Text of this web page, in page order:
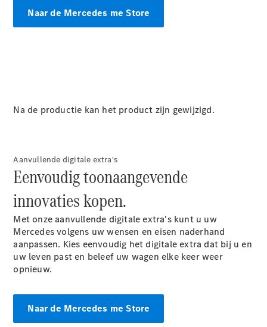
EQE
SUV
Elektrisch
GLA
Nieuw
GLC
Elektrisch
GLC Coupé
GLE
Nieuw
GLE Coupé
GLE
Coupé
Nieuw
GLS
GLS
Maybach
GLS
Naar de Mercedes me Store
Na de productie kan het product zijn gewijzigd.
Aanvullende digitale extra's
Eenvoudig toonaangevende
innovaties kopen.
Met onze aanvullende digitale extra's kunt u uw
Mercedes volgens uw wensen en eisen naderhand
aanpassen. Kies eenvoudig het digitale extra dat bij u en
uw leven past en beleef uw wagen elke keer weer
opnieuw.
Naar de Mercedes me Store